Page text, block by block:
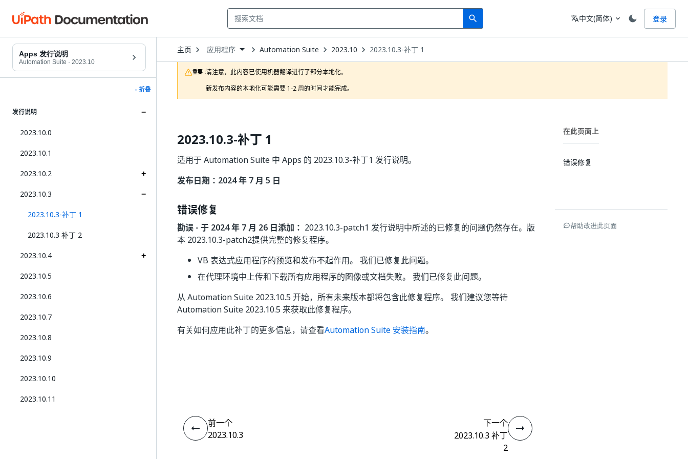
search
Search 语言
translate中文(简体) expand_more 登录
Apps 发行说明
Automation Suite · 2023.10
- 折叠
发行说明
2023.10.0
2023.10.1
2023.10.2
2023.10.3
2023.10.3-补丁 1
2023.10.3 补丁 2
2023.10.4
2023.10.5
2023.10.6
2023.10.7
2023.10.8
2023.10.9
2023.10.10
2023.10.11
主页 Open
Dropdown
to
choose
product
应用程序 Automation Suite 2023.10 2023.10.3-补丁 1
重要 :请注意，此内容已使用机器翻译进行了部分本地化。
新发布内容的本地化可能需要 1-2 周的时间才能完成。
2023.10.3-补丁 1
适用于 Automation Suite 中 Apps 的 2023.10.3-补丁1 发行说明。
发布日期：2024 年 7 月 5 日
错误修复
勘误 - 于 2024 年 7 月 26 日添加： 2023.10.3-patch1 发行说明中所述的已修复的问题仍然存在。版
本 2023.10.3-patch2提供完整的修复程序。
VB 表达式应用程序的预览和发布不起作用。 我们已修复此问题。
在代理环境中上传和下载所有应用程序的图像或文档失败。 我们已修复此问题。
从 Automation Suite 2023.10.5 开始，所有未来版本都将包含此修复程序。 我们建议您等待
Automation Suite 2023.10.5 来获取此修复程序。
有关如何应用此补丁的更多信息，请查看Automation Suite 安装指南。
在此页面上
错误修复
帮助改进此页面
前一个
2023.10.3
下一个
2023.10.3 补丁
2